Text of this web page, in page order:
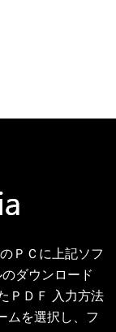
ＰＣに上記ソフ
ダウンロード
ＰＤＦ 入力方法
ムを選択し、フ